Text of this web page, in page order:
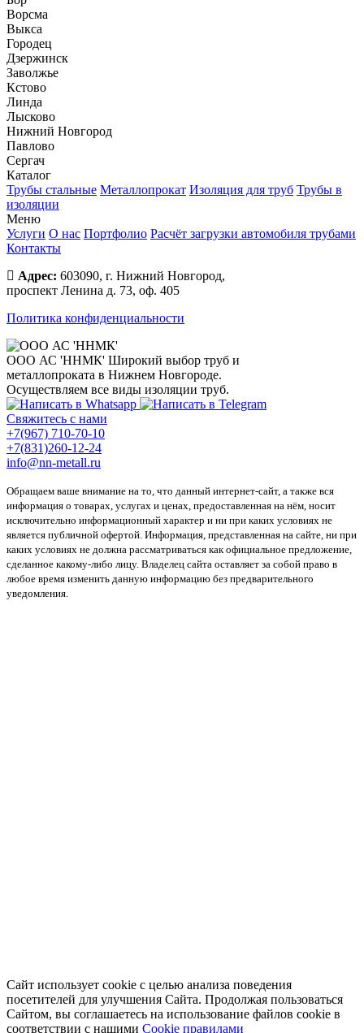
Ворсма
Выкса
Городец
Дзержинск
Заволжье
Кстово
Линда
Лысково
Нижний Новгород
Павлово
Сергач
Каталог
Трубы стальные Металлопрокат Изоляция для труб Трубы в
изоляции
Меню
Услуги О нас Портфолио Расчёт загрузки автомобиля трубами
Контакты
Адрес: 603090, г. Нижний Новгород,
проспект Ленина д. 73, оф. 405
Политика конфиденциальности
ООО АС 'ННМК' Широкий выбор труб и
металлопроката в Нижнем Новгороде.
Осуществляем все виды изоляции труб.
Свяжитесь с нами
+7(967) 710-70-10
+7(831)260-12-24
info@nn-metall.ru
Обращаем ваше внимание на то, что данный интернет-сайт, а также вся
информация о товарах, услугах и ценах, предоставленная на нём, носит
исключительно информационный характер и ни при каких условиях не
является публичной офертой. Информация, представленная на сайте, ни при
каких условиях не должна рассматриваться как официальное предложение,
сделанное какому-либо лицу. Владелец сайта оставляет за собой право в
любое время изменить данную информацию без предварительного
уведомления.
Сайт использует cookie с целью анализа поведения
посетителей для улучшения Сайта. Продолжая пользоваться
Сайтом, вы соглашаетесь на использование файлов cookie в
соответствии с нашими Cookiе правилами